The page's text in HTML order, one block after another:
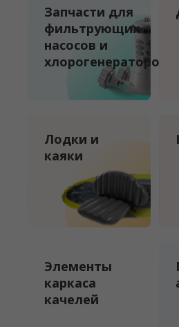
Запчасти для
фильтрующих
насосов и
хлорогенераторов
Лодки и
каяки
Элементы
каркаса
качелей